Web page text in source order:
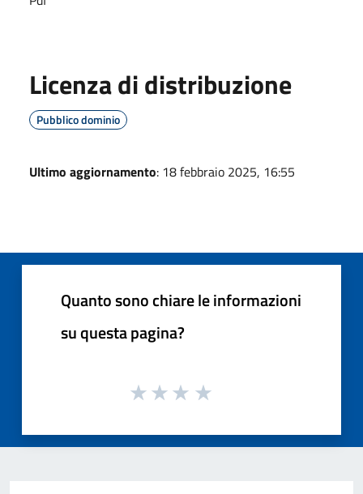
Licenza di distribuzione
Pubblico dominio
Ultimo aggiornamento: 18 febbraio 2025, 16:55
Quanto sono chiare le informazioni
su questa pagina?